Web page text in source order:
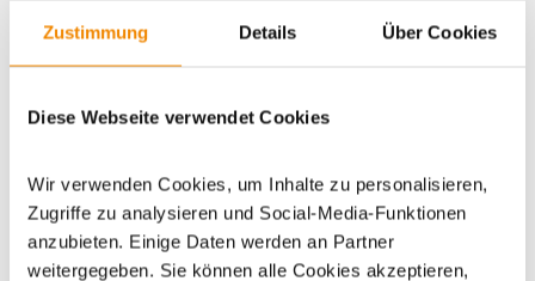
Zustimmung Details Über Cookies
Diese Webseite verwendet Cookies
Wir verwenden Cookies, um Inhalte zu personalisieren,
Zugriffe zu analysieren und Social-Media-Funktionen
anzubieten. Einige Daten werden an Partner
weitergegeben. Sie können alle Cookies akzeptieren,
Artikeldatenblatt drucken
Dieses Produkt finden Sie unter:Grillzubehör